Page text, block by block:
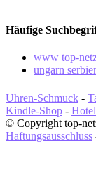
Häufige
www top-
ungarn
Uhren-Schmuck -
Kindle-Shop -
© Copyright top-
Haftungsausschluss